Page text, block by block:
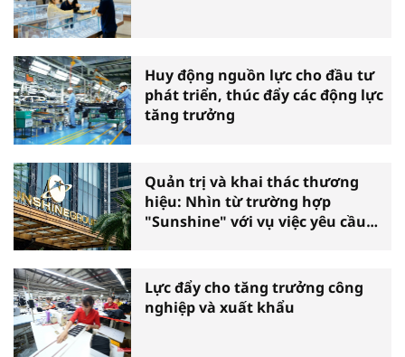
Huy động nguồn lực cho đầu tư
phát triển, thúc đẩy các động lực
tăng trưởng
Quản trị và khai thác thương
hiệu: Nhìn từ trường hợp
"Sunshine" với vụ việc yêu cầu
Lực đẩy cho tăng trưởng công
nghiệp và xuất khẩu